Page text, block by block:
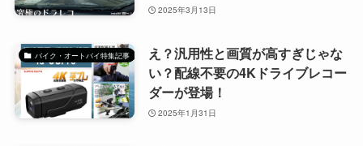
2025年3月13日
バイク・オートバイ特集記事
え？汎用性と画質が高すぎじゃな
い？配線不要の4Kドライブレコー
ダーが登場！
2025年1月31日